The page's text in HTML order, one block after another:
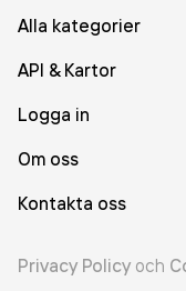
Alla kategorier
API & Kartor
Logga in
Om oss
Kontakta oss
Privacy Policy och